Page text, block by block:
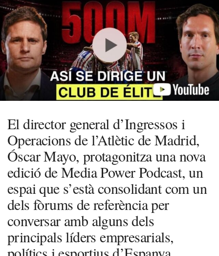
El director general d’Ingressos i
Operacions de l’Atlètic de Madrid,
Óscar Mayo, protagonitza una nova
edició de Media Power Podcast, un
espai que s’està consolidant com un
dels fòrums de referència per
conversar amb alguns dels
principals líders empresarials,